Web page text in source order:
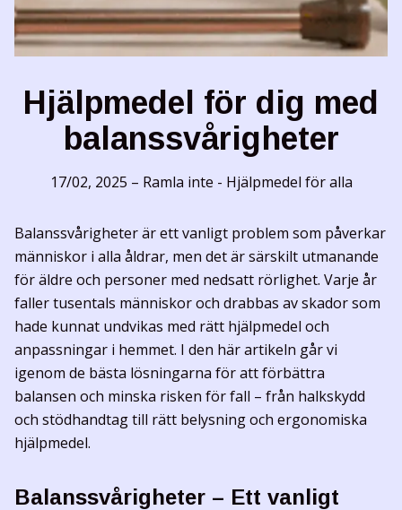
Hjälpmedel för dig med
balanssvårigheter
17/02, 2025 – Ramla inte - Hjälpmedel för alla
Balanssvårigheter är ett vanligt problem som påverkar
människor i alla åldrar, men det är särskilt utmanande
för äldre och personer med nedsatt rörlighet. Varje år
faller tusentals människor och drabbas av skador som
hade kunnat undvikas med rätt hjälpmedel och
anpassningar i hemmet. I den här artikeln går vi
igenom de bästa lösningarna för att förbättra
balansen och minska risken för fall – från halkskydd
och stödhandtag till rätt belysning och ergonomiska
hjälpmedel.
Balanssvårigheter – Ett vanligt